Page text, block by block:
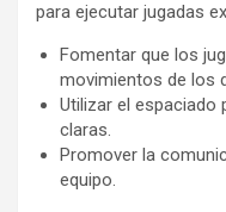
para ejecutar jugadas
Fomentar que los
movimientos de los
Utilizar el espaciado
claras.
Promover la
equipo.